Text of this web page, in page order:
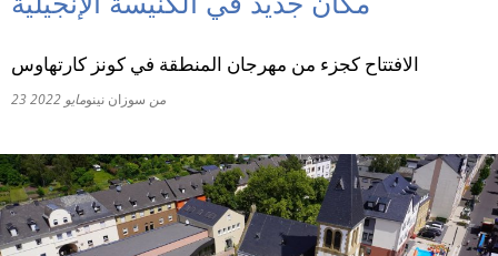
الافتتاح كجزء من مهرجان المنطقة في كونز كارتهاوس
23 مايو 2022 من سوزان نينو